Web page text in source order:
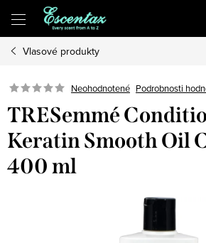
obsah
Vlasové produkty
Neohodnotené Podrobnosti
TRESemmé
Keratin Smooth Oil
400 ml